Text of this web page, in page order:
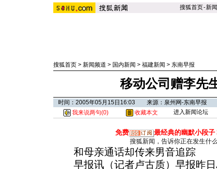
搜狐首页-新闻
搜狐首页 > 新闻频道 > 国内新闻 > 福建新闻 > 东南早报
移动公司赠李先
时间：2005年05月15日16:03 来源：泉州网-东南早报
我来说两句(0) 收藏本文 进入新闻论坛
免费 最经典的幽默小段子
搜狐新闻，告诉你正在发生什
和母亲通话却传来男音追踪
早报讯（记者卢古质）早报昨日